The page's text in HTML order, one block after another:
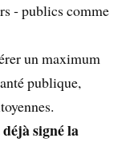
‑ publics comme
un maximum
publique,
signé la